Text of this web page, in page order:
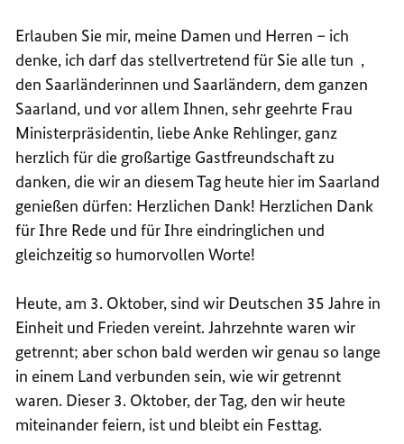
Erlauben Sie mir, meine Damen und Herren – ich
denke, ich darf das stellvertretend für Sie alle tun ,
den Saarländerinnen und Saarländern, dem ganzen
Saarland, und vor allem Ihnen, sehr geehrte Frau
Ministerpräsidentin, liebe Anke Rehlinger, ganz
herzlich für die großartige Gastfreundschaft zu
danken, die wir an diesem Tag heute hier im Saarland
genießen dürfen: Herzlichen Dank! Herzlichen Dank
für Ihre Rede und für Ihre eindringlichen und
gleichzeitig so humorvollen Worte!
Heute, am 3. Oktober, sind wir Deutschen 35 Jahre in
Einheit und Frieden vereint. Jahrzehnte waren wir
getrennt; aber schon bald werden wir genau so lange
in einem Land verbunden sein, wie wir getrennt
waren. Dieser 3. Oktober, der Tag, den wir heute
miteinander feiern, ist und bleibt ein Festtag.